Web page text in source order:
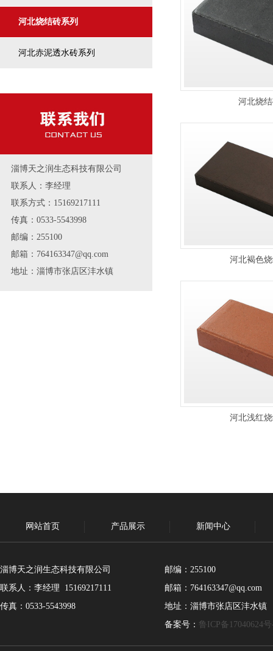
河北烧
河北褐色
河北浅红
河北烧结砖系列
河北赤泥透水砖系列
淄博天之润生态科技有限公司
联系人：李经理
联系方式：15169217111
传真：0533-5543998
邮编：255100
邮箱：764163347@qq.com
地址：淄博市张店区沣水镇
网站首页 产品展示 新闻中心
淄博天之润生态科技有限公司
联系人：李经理 15169217111
传真：0533-5543998
邮编：255100
邮箱：764163347@qq.com
地址：淄博市张店区沣水镇
备案号： 鲁ICP备17040624